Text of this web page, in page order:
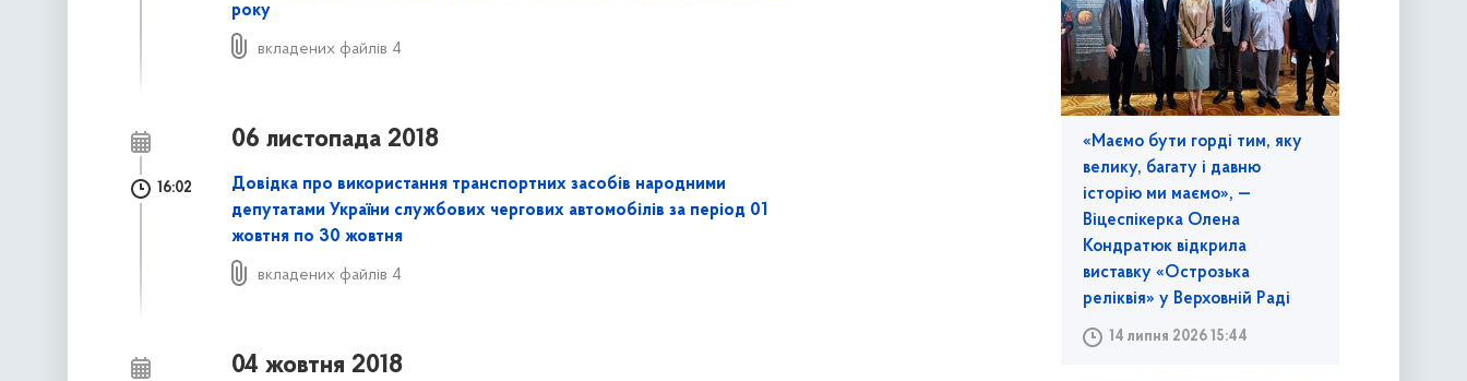
року
вкладених файлів 4
06 листопада 2018
16:02
Довідка про використання транспортних засобів народними
депутатами України службових чергових автомобілів за період 01
жовтня по 30 жовтня
вкладених файлів 4
04 жовтня 2018
«Маємо бути горді тим, яку
велику, багату і давню
історію ми маємо», —
Віцеспікерка Олена
Кондратюк відкрила
виставку «Острозька
реліквія» у Верховній Раді
14 липня 2026 15:44